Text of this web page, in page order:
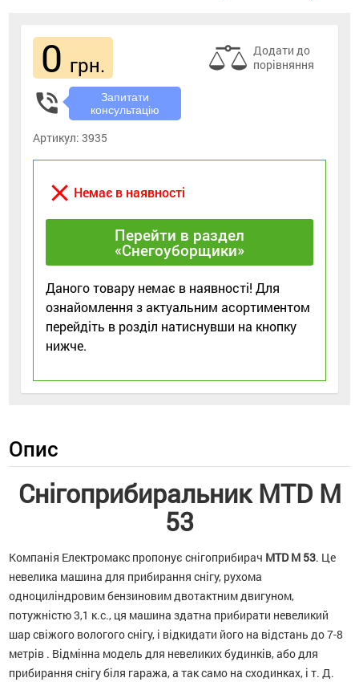
0 грн.
Додати до
порівняння
phone_in_talk
Запитати
консультацію
Артикул:3935
close Немає в наявності
Перейти в раздел
«Снегоуборщики»
Даного товару немає в наявності! Для
ознайомлення з актуальним асортиментом
перейдіть в розділ натиснувши на кнопку
нижче.
Опис
Снігоприбиральник MTD M
53
Компанія Електромакс пропонує снігоприбирач MTD M 53. Це
невелика машина для прибирання снігу, рухома
одноциліндровим бензиновим двотактним двигуном,
потужністю 3,1 к.с., ця машина здатна прибирати невеликий
шар свіжого вологого снігу, і відкидати його на відстань до 7-8
метрів . Відмінна модель для невеликих будинків, або для
прибирання снігу біля гаража, а так само на сходинках, і т. Д.